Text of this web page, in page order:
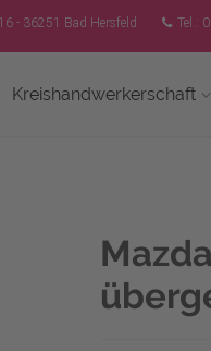
- 36251 Bad Hersfeld Tel.:
Kreishandwerkerschaft